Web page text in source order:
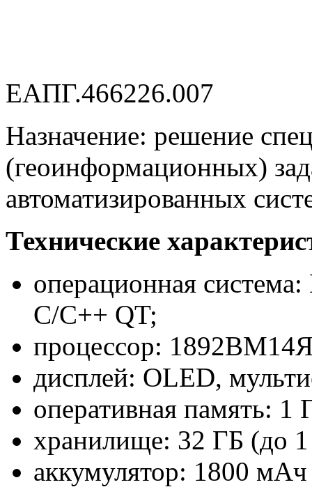
ЕАПГ.466226.007
Назначение: решение
(геоинформационных)
автоматизированных
Технические
операционная
C/C++ QT;
процессор:
дисплей: OLED,
оперативная память:
хранилище: 32 ГБ (до
аккумулятор: 1800